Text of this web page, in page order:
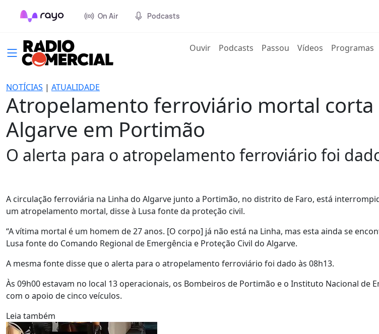
On Air Podcasts
Ouvir(current)
Podcasts Passou Vídeos Programas
NOTÍCIAS | ATUALIDADE
Atropelamento ferroviário mortal corta
Algarve em Portimão
O alerta para o atropelamento ferroviário foi
A circulação ferroviária na Linha do Algarve junto a Portimão, no distrito de Faro, está
um atropelamento mortal, disse à Lusa fonte da proteção civil.
“A vítima mortal é um homem de 27 anos. [O corpo] já não está na Linha, mas esta ainda se
Lusa fonte do Comando Regional de Emergência e Proteção Civil do Algarve.
A mesma fonte disse que o alerta para o atropelamento ferroviário foi dado às 08h13.
Às 09h00 estavam no local 13 operacionais, os Bombeiros de Portimão e o Instituto Nacional de
com o apoio de cinco veículos.
Leia também